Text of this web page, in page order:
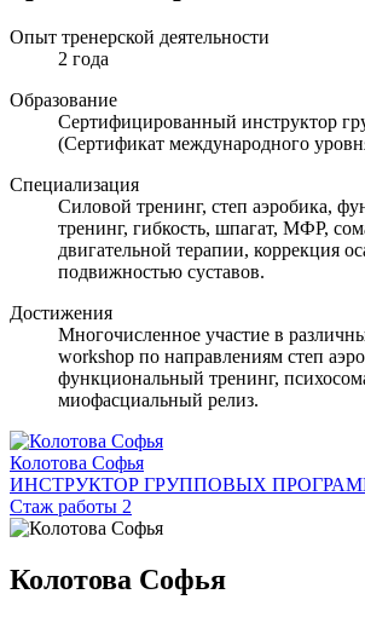
Опыт тренерской деятельности
2 года
Образование
Сертифицированный инструктор
(Сертификат международного
Специализация
Силовой тренинг, степ аэробика,
тренинг, гибкость, шпагат, МФР,
двигательной терапии, коррекция
подвижностью суставов.
Достижения
Многочисленное участие в
workshop по направлениям степ
функциональный тренинг,
миофасциальный релиз.
Колотова Софья
ИНСТРУКТОР ГРУППОВЫХ
Стаж работы 2
Колотова Софья